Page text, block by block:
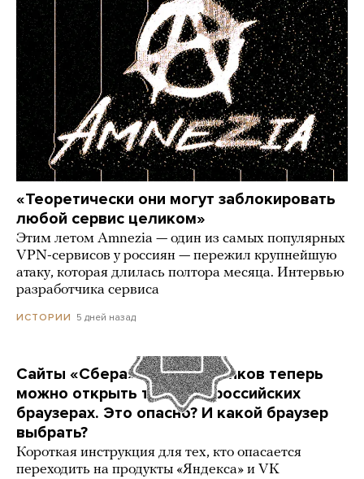
«Теоретически они могут заблокировать
любой сервис целиком»
Этим летом Amnezia — один из самых популярных
VPN-сервисов у россиян — пережил крупнейшую
атаку, которая длилась полтора месяца. Интервью
разработчика сервиса
ИСТОРИИ 5 дней назад
Сайты «Сбера» и других банков теперь
можно открыть только в российских
браузерах. Это опасно? И какой браузер
выбрать?
Короткая инструкция для тех, кто опасается
переходить на продукты «Яндекса» и VK